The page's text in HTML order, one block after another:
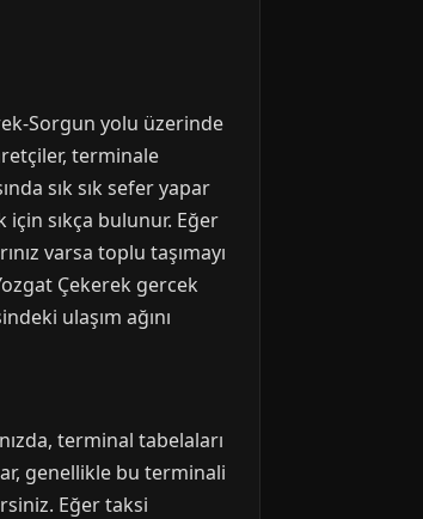
Sorgun yolu üzerinde
terminale
sık sık sefer yapar
sıkça bulunur. Eğer
varsa toplu taşımayı
Çekerek gercek
ulaşım ağını
terminal tabelaları
genellikle bu terminali
Eğer taksi